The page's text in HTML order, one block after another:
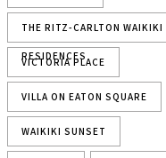
THE RITZ-CARLTON WAIKIKI
RESIDENCES
VICTORIA PLACE
VILLA ON EATON SQUARE
WAIKIKI SUNSET